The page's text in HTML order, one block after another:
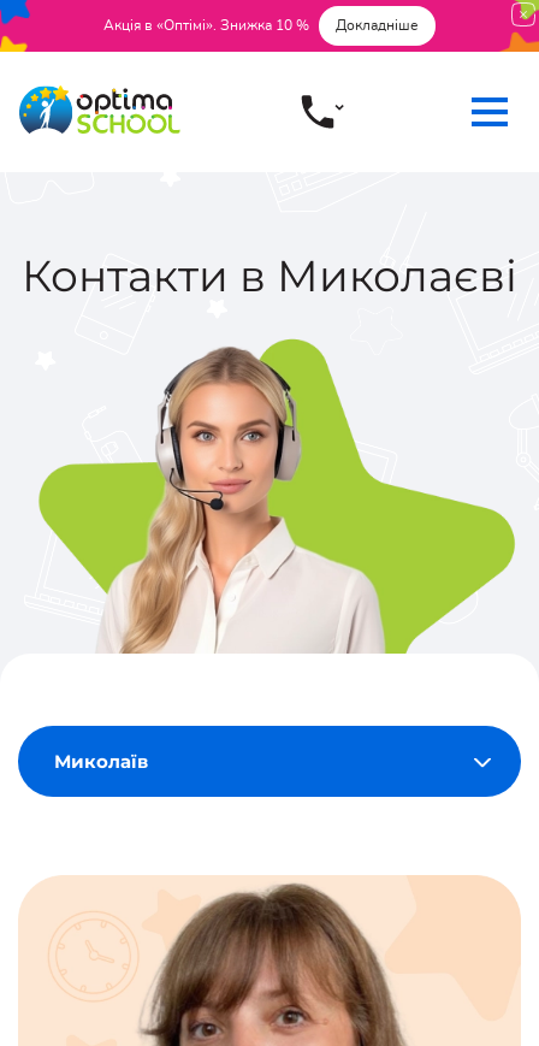
Акція в «Оптімі». Знижка 10 % Докладніше
Контакти в Миколаєві
Миколаїв